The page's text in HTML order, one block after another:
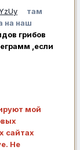
там
на наш
грибов
,если
мой
сайтах
Не